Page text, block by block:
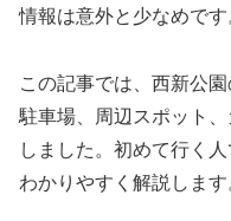
情報は意外と少なめです
この記事では、西新公
駐車場、周辺スポット
しました。初めて行く
わかりやすく解説します